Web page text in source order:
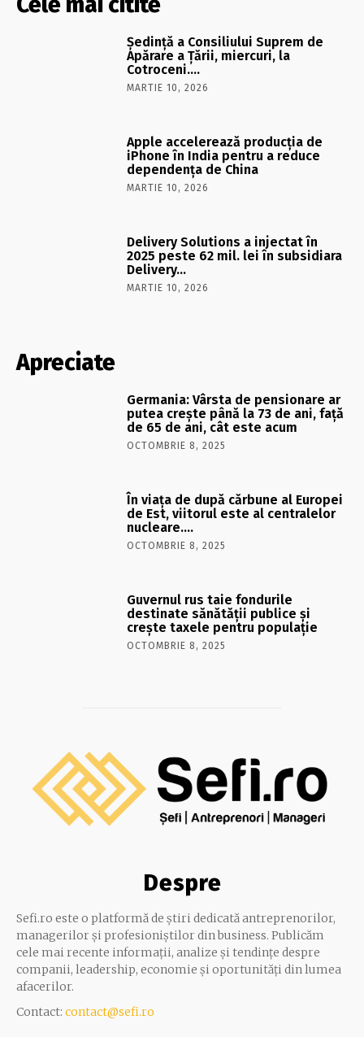
Şedinţă a Consiliului Suprem de
Apărare a Ţării, miercuri, la
Cotroceni….
MARTIE 10, 2026
Apple accelerează producția de
iPhone în India pentru a reduce
dependența de China
MARTIE 10, 2026
Delivery Solutions a injectat în
2025 peste 62 mil. lei în subsidiara
Delivery…
MARTIE 10, 2026
Apreciate
Germania: Vârsta de pensionare ar
putea crește până la 73 de ani, față
de 65 de ani, cât este acum
OCTOMBRIE 8, 2025
În viaţa de după cărbune al Europei
de Est, viitorul este al centralelor
nucleare….
OCTOMBRIE 8, 2025
Guvernul rus taie fondurile
destinate sănătății publice și
crește taxele pentru populație
OCTOMBRIE 8, 2025
Despre
Sefi.ro este o platformă de știri dedicată antreprenorilor,
managerilor și profesioniștilor din business. Publicăm
cele mai recente informații, analize și tendințe despre
companii, leadership, economie și oportunități din lumea
afacerilor.
Contact: contact@sefi.ro